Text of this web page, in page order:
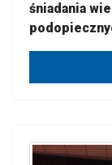
śniadania